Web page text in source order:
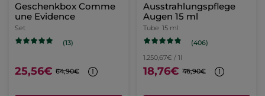
Geschenkbox Comme
une Evidence
Set
(13)
25,56€ 64,90€
Ausstrahlungspflege
Augen 15 ml
Tube 15 ml
(406)
1.250,67€ / 1l
18,76€ 46,90€